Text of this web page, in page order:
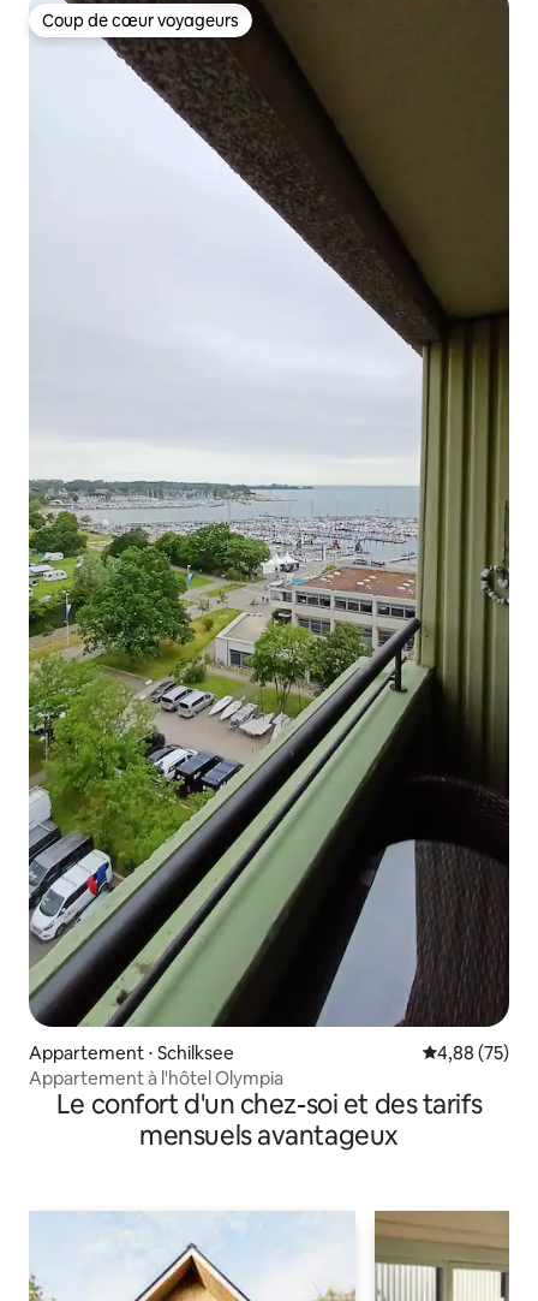
Coup de cœur voyageurs
Coup de cœur voyageurs
Appartement ⋅ Schilksee Évaluation
4,88 (75)
Appartement à l'hôtel Olympia
Le confort d'un chez-soi et des tarifs
mensuels avantageux